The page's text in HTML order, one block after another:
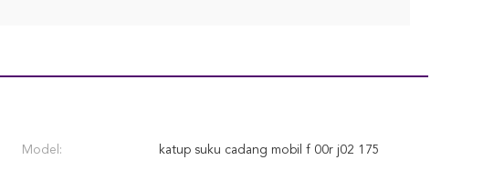
Model: katup suku cadang mobil f 00r j02 175